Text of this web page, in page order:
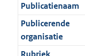
Publicatienaam
Publicerende
organisatie